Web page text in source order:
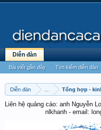
Diễn đàn Tổng hợp -
Liên hệ quảng cáo: anh Nguyễn
nlkhanh - email:
Diễn đàn
Bài viết gần đây Tìm kiếm diễn đàn